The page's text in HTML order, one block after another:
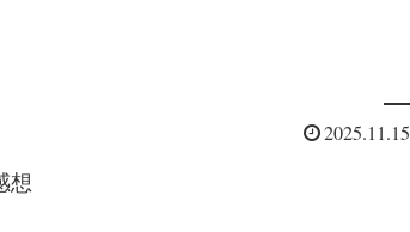
2025.11.15
想